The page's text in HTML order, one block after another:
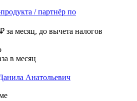
/ партнёр по
₽ за месяц, до вычета налогов
в месяц
Анатольевич